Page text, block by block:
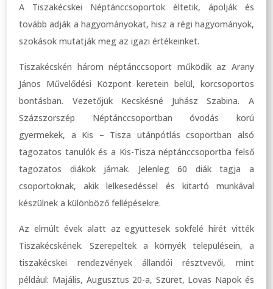
A Tiszakécskei Néptánccsoportok éltetik, ápolják és
tovább adják a hagyományokat, hisz a régi hagyományok,
szokások mutatják meg az igazi értékeinket.
Tiszakécskén három néptánccsoport működik az Arany
János Művelődési Központ keretein belül, korcsoportos
bontásban. Vezetőjük Kecskésné Juhász Szabina. A
Százszorszép Néptánccsoportban óvodás korú
gyermekek, a Kis – Tisza utánpótlás csoportban alsó
tagozatos tanulók és a Kis-Tisza néptánccsoportba felső
tagozatos diákok járnak. Jelenleg 60 diák tagja a
csoportoknak, akik lelkesedéssel és kitartó munkával
készülnek a különböző fellépésekre.
Az elmúlt évek alatt az együttesek sokfelé hírét vitték
Tiszakécskének. Szerepeltek a környék településein, a
tiszakécskei rendezvények állandói résztvevői, mint
például: Majális, Augusztus 20-a, Szüret, Lovas Napok és